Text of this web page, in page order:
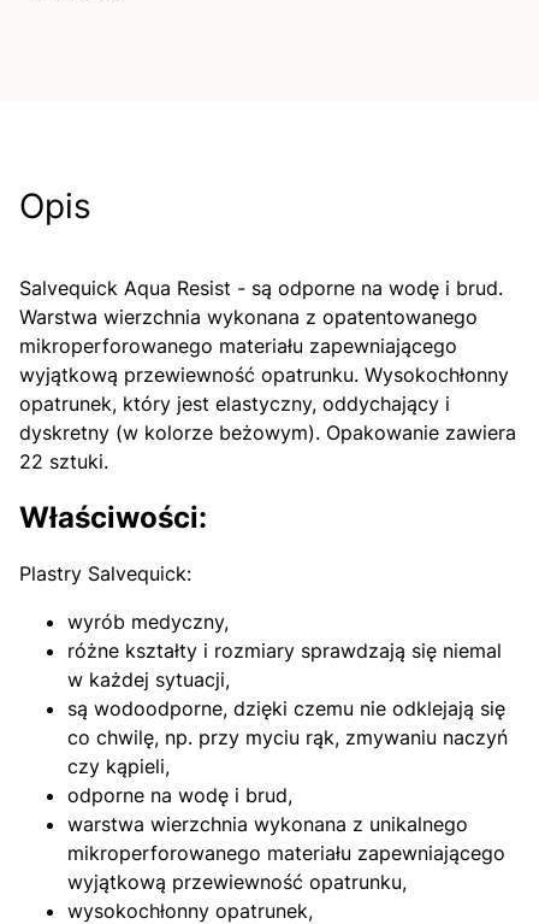
Opis
Salvequick Aqua Resist - są odporne na wodę i brud.
Warstwa wierzchnia wykonana z opatentowanego
mikroperforowanego materiału zapewniającego
wyjątkową przewiewność opatrunku. Wysokochłonny
opatrunek, który jest elastyczny, oddychający i
dyskretny (w kolorze beżowym). Opakowanie zawiera
22 sztuki.
Właściwości:
Plastry Salvequick:
wyrób medyczny,
różne kształty i rozmiary sprawdzają się niemal
w każdej sytuacji,
są wodoodporne, dzięki czemu nie odklejają się
co chwilę, np. przy myciu rąk, zmywaniu naczyń
czy kąpieli,
odporne na wodę i brud,
warstwa wierzchnia wykonana z unikalnego
mikroperforowanego materiału zapewniającego
wyjątkową przewiewność opatrunku,
wysokochłonny opatrunek,